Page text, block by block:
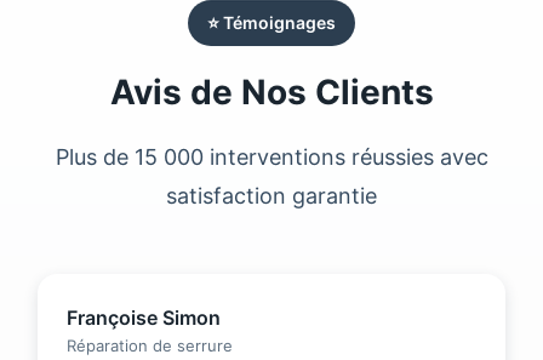
⭐ Témoignages
Avis de Nos Clients
Plus de 15 000 interventions réussies avec
satisfaction garantie
Françoise Simon
Réparation de serrure